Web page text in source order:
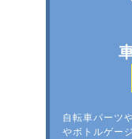
自転車パーツ
やボトルゲー